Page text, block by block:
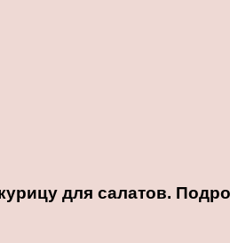
для салатов.